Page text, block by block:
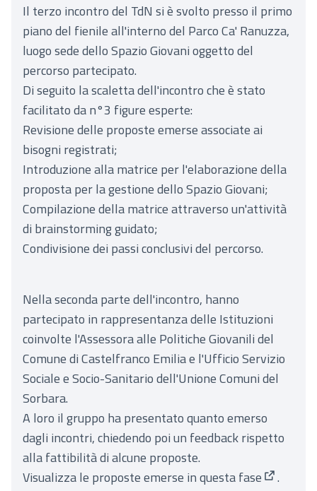
Il terzo incontro del TdN si è svolto presso il primo
piano del fienile all'interno del Parco Ca' Ranuzza,
luogo sede dello Spazio Giovani oggetto del
percorso partecipato.
Di seguito la scaletta dell'incontro che è stato
facilitato da n°3 figure esperte:
Revisione delle proposte emerse associate ai
bisogni registrati;
Introduzione alla matrice per l'elaborazione della
proposta per la gestione dello Spazio Giovani;
Compilazione della matrice attraverso un'attività
di brainstorming guidato;
Condivisione dei passi conclusivi del percorso.
Nella seconda parte dell'incontro, hanno
partecipato in rappresentanza delle Istituzioni
coinvolte l'Assessora alle Politiche Giovanili del
Comune di Castelfranco Emilia e l'Ufficio Servizio
Sociale e Socio-Sanitario dell'Unione Comuni del
Sorbara.
A loro il gruppo ha presentato quanto emerso
dagli incontri, chiedendo poi un feedback rispetto
alla fattibilità di alcune proposte.
Visualizza le proposte emerse in questa fase .